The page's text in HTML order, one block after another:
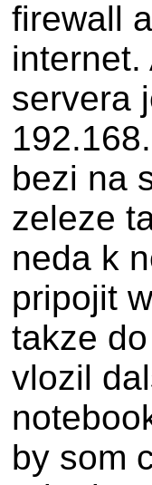
firewall
internet.
servera
bezi na
zeleze
neda k
pripojit
takze
vlozil
by som